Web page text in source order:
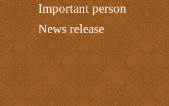
Important person
News release